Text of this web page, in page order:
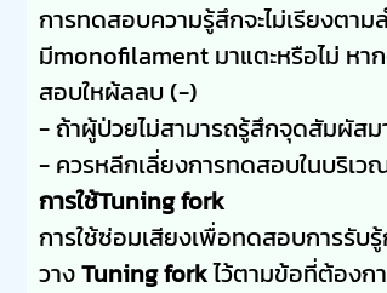
การทดสอบความรู้สึกจะไม่เรียงตา
มีmonofilament มาแตะหรือไม่ หา
สอบใหผ้ลลบ (-)
- ถ้าผู้ป่วยไม่สามารถรู้สึกจุดสัมผัส
- ควรหลีกเลี่ยงการทดสอบในบริเ
การใช้Tuning fork
การใช้ซ่อมเสียงเพื่อทดสอบการรับรู้
วางTuning forkไว้ตามข้อที่ต้องก